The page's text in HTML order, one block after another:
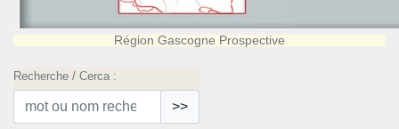
Région Gascogne Prospective
Recherche / Cerca :
>>